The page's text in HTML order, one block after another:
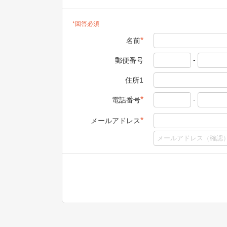
*回答必須
名前*
郵便番号 -
住所1
電話番号* -
メールアドレス*